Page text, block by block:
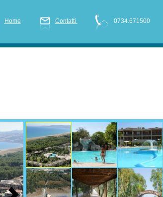
Home Contatti 0734.671500